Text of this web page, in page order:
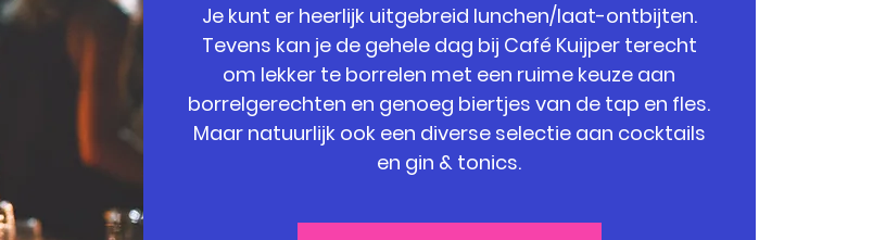
Je kunt er heerlijk uitgebreid lunchen/laat-ontbijten.
Tevens kan je de gehele dag bij Café Kuijper terecht
om lekker te borrelen met een ruime keuze aan
borrelgerechten en genoeg biertjes van de tap en fles.
Maar natuurlijk ook een diverse selectie aan cocktails
en gin & tonics.